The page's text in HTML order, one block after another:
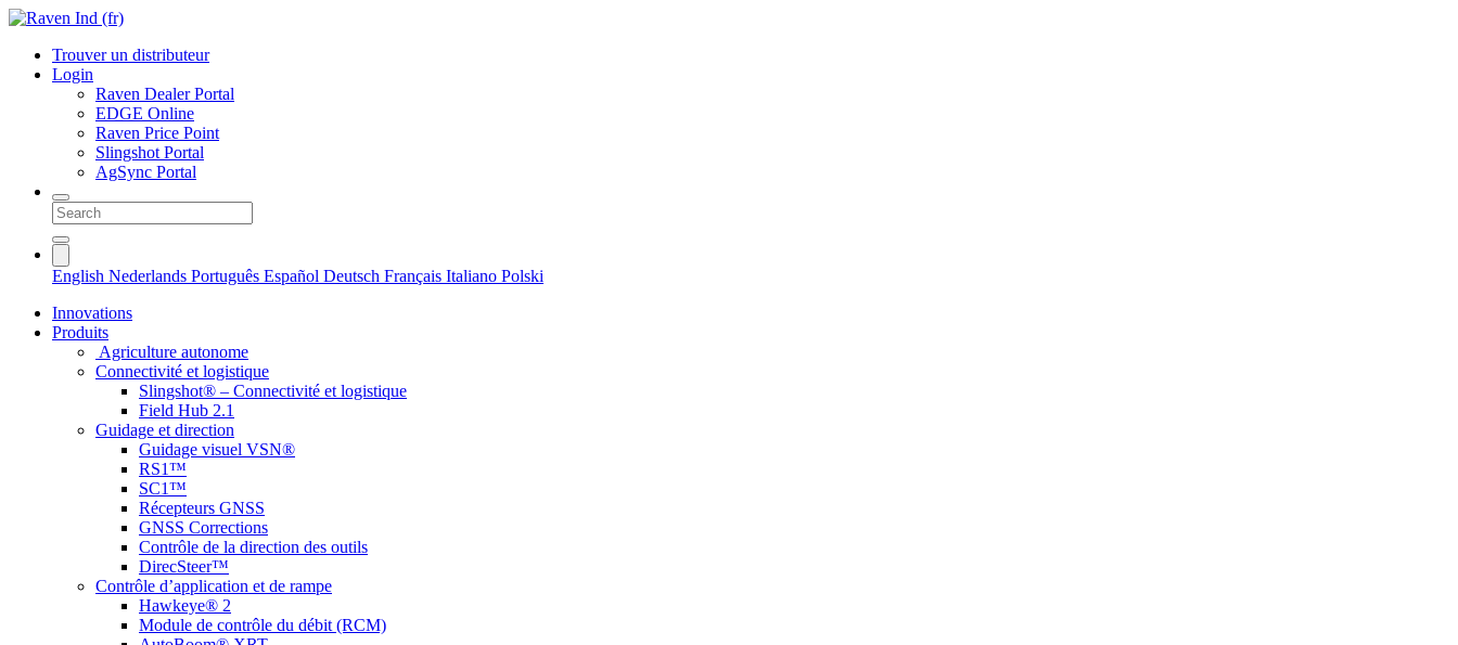
Trouver un distributeur
Login
Raven Dealer Portal
EDGE Online
Raven Price Point
Slingshot Portal
AgSync Portal
English Nederlands Português Español Deutsch Français Italiano Polski
Innovations
Produits
Agriculture autonome
Connectivité et logistique
Slingshot® – Connectivité et logistique
Field Hub 2.1
Guidage et direction
Guidage visuel VSN®
RS1™
SC1™
Récepteurs GNSS
GNSS Corrections
Contrôle de la direction des outils
DirecSteer™
Contrôle d’application et de rampe
Hawkeye® 2
Module de contrôle du débit (RCM)